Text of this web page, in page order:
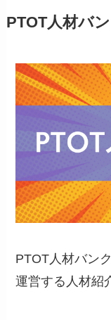
PTOT人材バ
PTOT人材バン
運営する人材紹